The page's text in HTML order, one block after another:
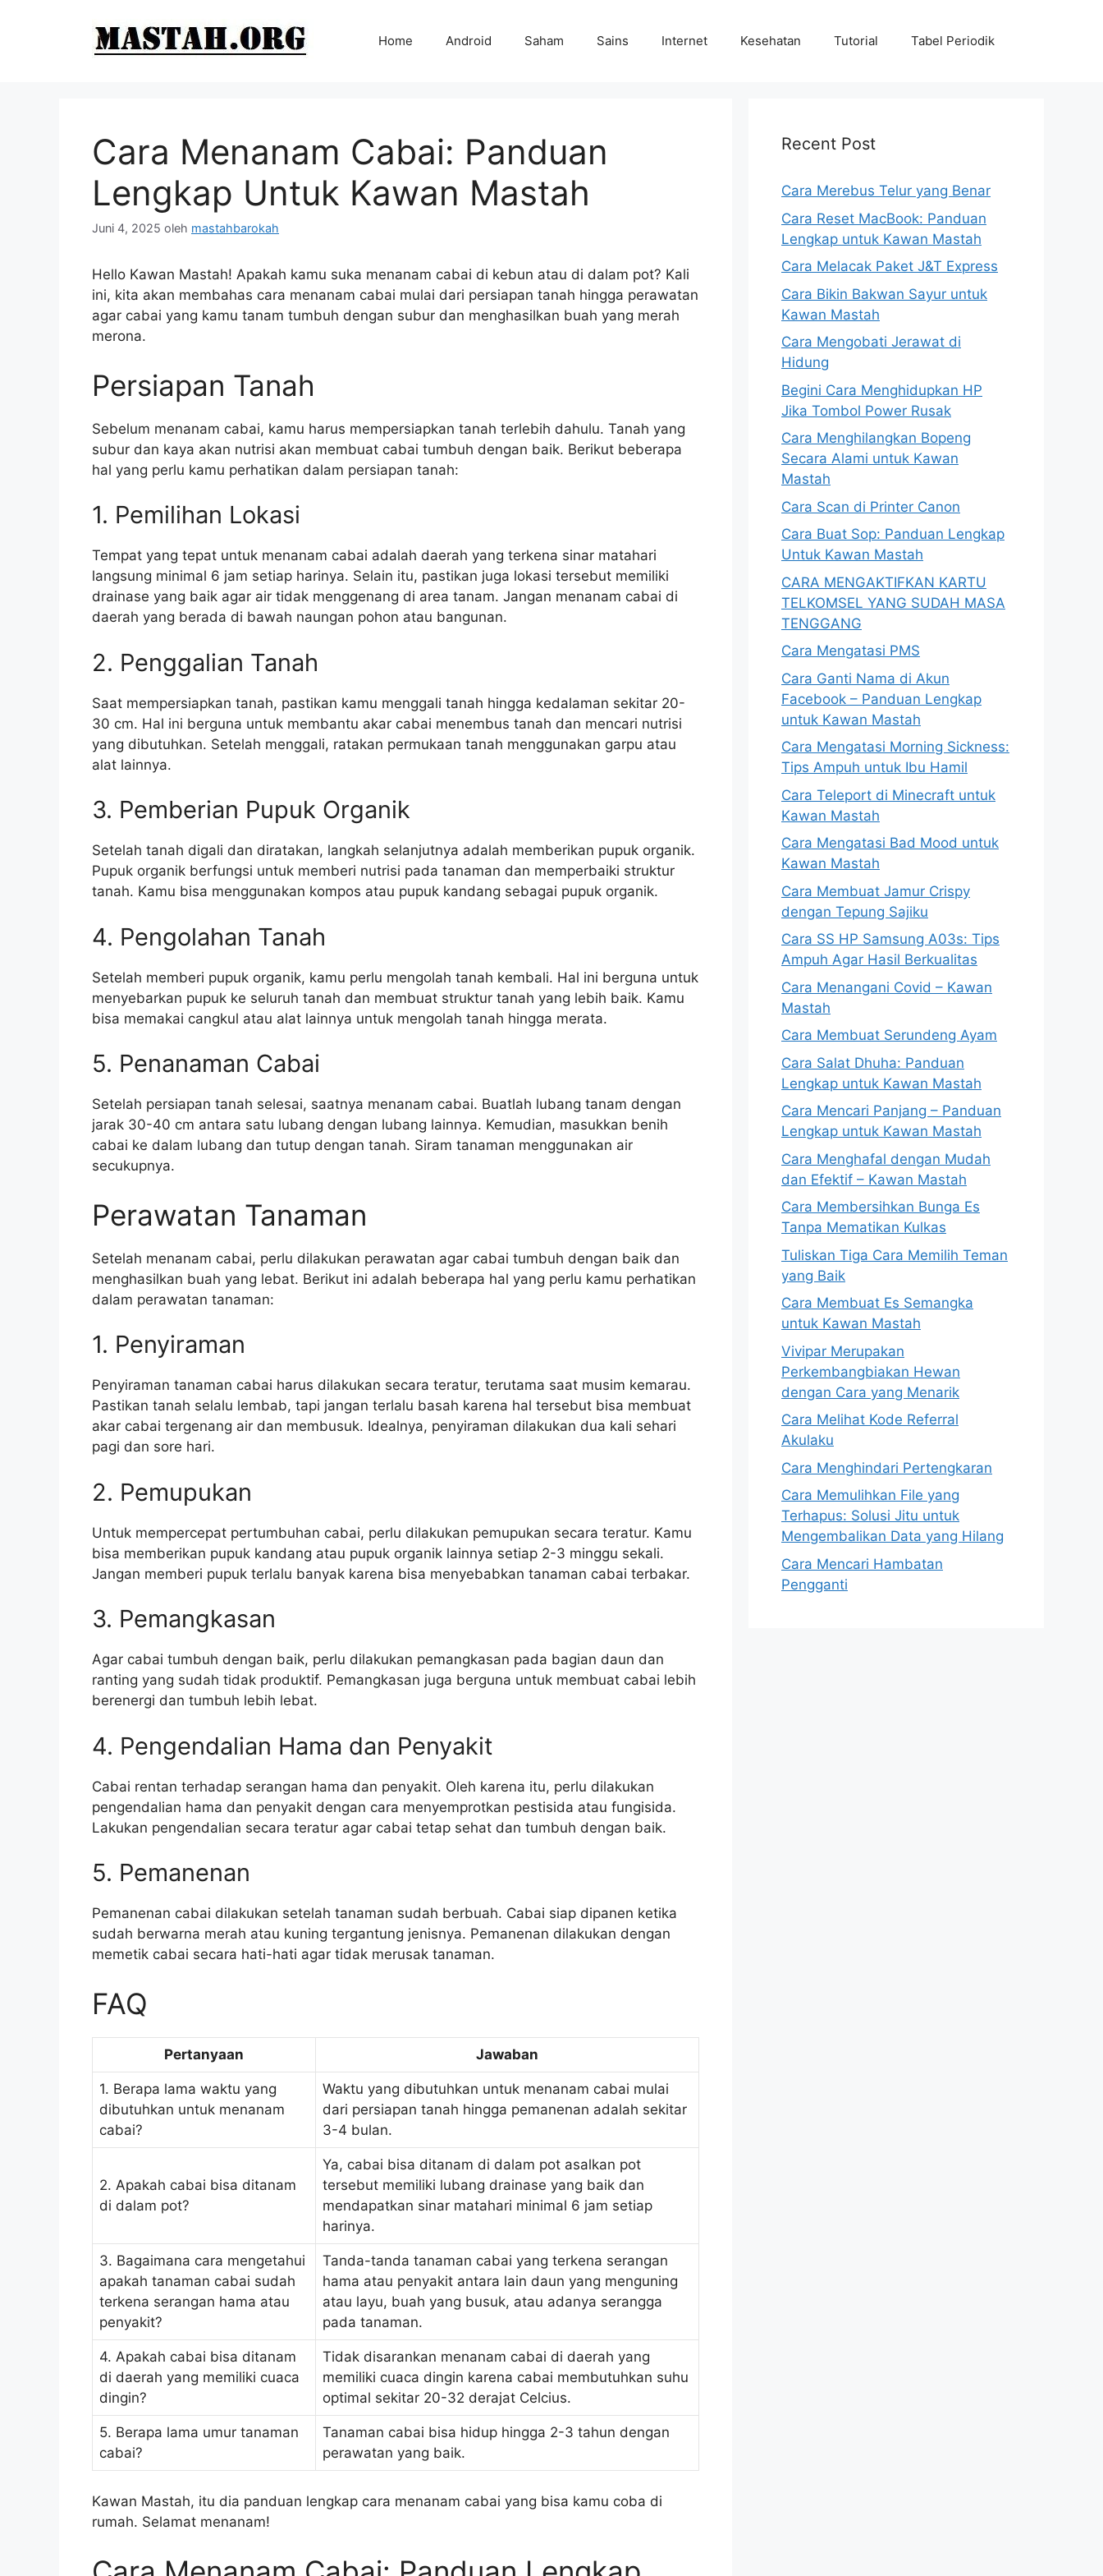
Home Android Saham Sains Internet Kesehatan Tutorial Tabel Periodik
Cara Menanam Cabai: Panduan
Lengkap Untuk Kawan Mastah
Juni 4, 2025 oleh mastahbarokah
Hello Kawan Mastah! Apakah kamu suka menanam cabai di kebun atau di dalam pot? Kali
ini, kita akan membahas cara menanam cabai mulai dari persiapan tanah hingga perawatan
agar cabai yang kamu tanam tumbuh dengan subur dan menghasilkan buah yang merah
merona.
Persiapan Tanah
Sebelum menanam cabai, kamu harus mempersiapkan tanah terlebih dahulu. Tanah yang
subur dan kaya akan nutrisi akan membuat cabai tumbuh dengan baik. Berikut beberapa
hal yang perlu kamu perhatikan dalam persiapan tanah:
1. Pemilihan Lokasi
Tempat yang tepat untuk menanam cabai adalah daerah yang terkena sinar matahari
langsung minimal 6 jam setiap harinya. Selain itu, pastikan juga lokasi tersebut memiliki
drainase yang baik agar air tidak menggenang di area tanam. Jangan menanam cabai di
daerah yang berada di bawah naungan pohon atau bangunan.
2. Penggalian Tanah
Saat mempersiapkan tanah, pastikan kamu menggali tanah hingga kedalaman sekitar 20-
30 cm. Hal ini berguna untuk membantu akar cabai menembus tanah dan mencari nutrisi
yang dibutuhkan. Setelah menggali, ratakan permukaan tanah menggunakan garpu atau
alat lainnya.
3. Pemberian Pupuk Organik
Setelah tanah digali dan diratakan, langkah selanjutnya adalah memberikan pupuk organik.
Pupuk organik berfungsi untuk memberi nutrisi pada tanaman dan memperbaiki struktur
tanah. Kamu bisa menggunakan kompos atau pupuk kandang sebagai pupuk organik.
4. Pengolahan Tanah
Setelah memberi pupuk organik, kamu perlu mengolah tanah kembali. Hal ini berguna untuk
menyebarkan pupuk ke seluruh tanah dan membuat struktur tanah yang lebih baik. Kamu
bisa memakai cangkul atau alat lainnya untuk mengolah tanah hingga merata.
5. Penanaman Cabai
Setelah persiapan tanah selesai, saatnya menanam cabai. Buatlah lubang tanam dengan
jarak 30-40 cm antara satu lubang dengan lubang lainnya. Kemudian, masukkan benih
cabai ke dalam lubang dan tutup dengan tanah. Siram tanaman menggunakan air
secukupnya.
Perawatan Tanaman
Setelah menanam cabai, perlu dilakukan perawatan agar cabai tumbuh dengan baik dan
menghasilkan buah yang lebat. Berikut ini adalah beberapa hal yang perlu kamu perhatikan
dalam perawatan tanaman:
1. Penyiraman
Penyiraman tanaman cabai harus dilakukan secara teratur, terutama saat musim kemarau.
Pastikan tanah selalu lembab, tapi jangan terlalu basah karena hal tersebut bisa membuat
akar cabai tergenang air dan membusuk. Idealnya, penyiraman dilakukan dua kali sehari
pagi dan sore hari.
2. Pemupukan
Untuk mempercepat pertumbuhan cabai, perlu dilakukan pemupukan secara teratur. Kamu
bisa memberikan pupuk kandang atau pupuk organik lainnya setiap 2-3 minggu sekali.
Jangan memberi pupuk terlalu banyak karena bisa menyebabkan tanaman cabai terbakar.
3. Pemangkasan
Agar cabai tumbuh dengan baik, perlu dilakukan pemangkasan pada bagian daun dan
ranting yang sudah tidak produktif. Pemangkasan juga berguna untuk membuat cabai lebih
berenergi dan tumbuh lebih lebat.
4. Pengendalian Hama dan Penyakit
Cabai rentan terhadap serangan hama dan penyakit. Oleh karena itu, perlu dilakukan
pengendalian hama dan penyakit dengan cara menyemprotkan pestisida atau fungisida.
Lakukan pengendalian secara teratur agar cabai tetap sehat dan tumbuh dengan baik.
5. Pemanenan
Pemanenan cabai dilakukan setelah tanaman sudah berbuah. Cabai siap dipanen ketika
sudah berwarna merah atau kuning tergantung jenisnya. Pemanenan dilakukan dengan
memetik cabai secara hati-hati agar tidak merusak tanaman.
FAQ
Pertanyaan Jawaban
1. Berapa lama waktu yang
dibutuhkan untuk menanam
cabai?
Waktu yang dibutuhkan untuk menanam cabai mulai
dari persiapan tanah hingga pemanenan adalah sekitar
3-4 bulan.
2. Apakah cabai bisa ditanam
di dalam pot?
Ya, cabai bisa ditanam di dalam pot asalkan pot
tersebut memiliki lubang drainase yang baik dan
mendapatkan sinar matahari minimal 6 jam setiap
harinya.
3. Bagaimana cara mengetahui
apakah tanaman cabai sudah
terkena serangan hama atau
penyakit?
Tanda-tanda tanaman cabai yang terkena serangan
hama atau penyakit antara lain daun yang menguning
atau layu, buah yang busuk, atau adanya serangga
pada tanaman.
4. Apakah cabai bisa ditanam
di daerah yang memiliki cuaca
dingin?
Tidak disarankan menanam cabai di daerah yang
memiliki cuaca dingin karena cabai membutuhkan suhu
optimal sekitar 20-32 derajat Celcius.
5. Berapa lama umur tanaman
cabai?
Tanaman cabai bisa hidup hingga 2-3 tahun dengan
perawatan yang baik.
Kawan Mastah, itu dia panduan lengkap cara menanam cabai yang bisa kamu coba di
rumah. Selamat menanam!
Recent Post
Cara Merebus Telur yang Benar
Cara Reset MacBook: Panduan
Lengkap untuk Kawan Mastah
Cara Melacak Paket J&T Express
Cara Bikin Bakwan Sayur untuk
Kawan Mastah
Cara Mengobati Jerawat di
Hidung
Begini Cara Menghidupkan HP
Jika Tombol Power Rusak
Cara Menghilangkan Bopeng
Secara Alami untuk Kawan
Mastah
Cara Scan di Printer Canon
Cara Buat Sop: Panduan Lengkap
Untuk Kawan Mastah
CARA MENGAKTIFKAN KARTU
TELKOMSEL YANG SUDAH MASA
TENGGANG
Cara Mengatasi PMS
Cara Ganti Nama di Akun
Facebook – Panduan Lengkap
untuk Kawan Mastah
Cara Mengatasi Morning Sickness:
Tips Ampuh untuk Ibu Hamil
Cara Teleport di Minecraft untuk
Kawan Mastah
Cara Mengatasi Bad Mood untuk
Kawan Mastah
Cara Membuat Jamur Crispy
dengan Tepung Sajiku
Cara SS HP Samsung A03s: Tips
Ampuh Agar Hasil Berkualitas
Cara Menangani Covid – Kawan
Mastah
Cara Membuat Serundeng Ayam
Cara Salat Dhuha: Panduan
Lengkap untuk Kawan Mastah
Cara Mencari Panjang – Panduan
Lengkap untuk Kawan Mastah
Cara Menghafal dengan Mudah
dan Efektif – Kawan Mastah
Cara Membersihkan Bunga Es
Tanpa Mematikan Kulkas
Tuliskan Tiga Cara Memilih Teman
yang Baik
Cara Membuat Es Semangka
untuk Kawan Mastah
Vivipar Merupakan
Perkembangbiakan Hewan
dengan Cara yang Menarik
Cara Melihat Kode Referral
Akulaku
Cara Menghindari Pertengkaran
Cara Memulihkan File yang
Terhapus: Solusi Jitu untuk
Mengembalikan Data yang Hilang
Cara Mencari Hambatan
Pengganti